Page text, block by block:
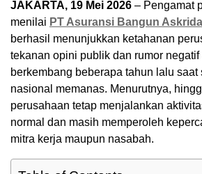
JAKARTA, 19 Mei 2026 – Pengamat
menilai PT Asuransi Bangun
berhasil menunjukkan ketahanan
tekanan opini publik dan rumor
berkembang beberapa tahun lalu
nasional memanas. Menurutnya,
perusahaan tetap menjalankan
normal dan masih memperoleh
mitra kerja maupun nasabah.